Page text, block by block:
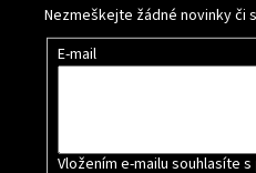
Nezmeškejte žádné novinky či
E-mail
Vložením e-mailu souhlasíte s